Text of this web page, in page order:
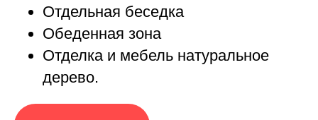
Отдельная беседка
Обеденная зона
Отделка и мебель натуральное
дерево.